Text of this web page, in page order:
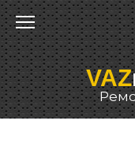
Перейти
к
содержанию
VAZ